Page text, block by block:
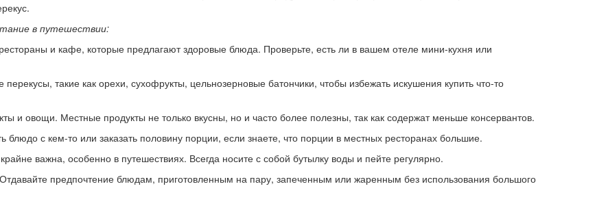
в путешествии:
и кафе, которые предлагают здоровые блюда. Проверьте, есть ли в вашем отеле мини-кухня или
такие как орехи, сухофрукты, цельнозерновые батончики, чтобы избежать искушения купить что-то
и овощи. Местные продукты не только вкусны, но и часто более полезны, так как содержат меньше консервантов.
блюдо с кем-то или заказать половину порции, если знаете, что порции в местных ресторанах большие.
важна, особенно в путешествиях. Всегда носите с собой бутылку воды и пейте регулярно.
предпочтение блюдам, приготовленным на пару, запеченным или жаренным без использования большого